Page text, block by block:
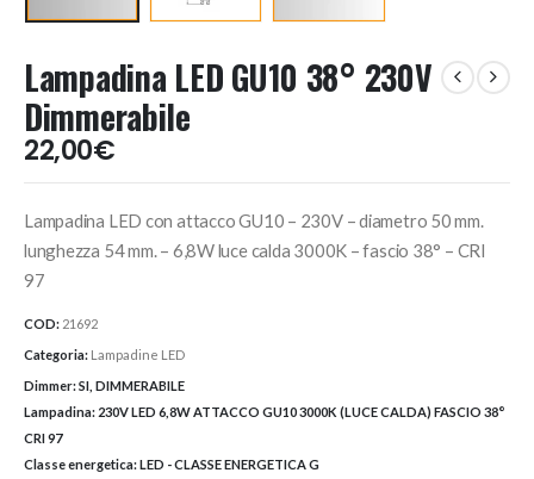
Lampadina LED GU10 38° 230V
Dimmerabile
22,00€
Lampadina LED con attacco GU10 – 230V – diametro 50 mm.
lunghezza 54 mm. – 6,8W luce calda 3000K – fascio 38° – CRI
97
COD: 21692
Categoria: Lampadine LED
Dimmer:SI, DIMMERABILE
Lampadina: 230V LED 6,8W ATTACCO GU10 3000K (LUCE CALDA) FASCIO 38°
CRI 97
Classe energetica:LED - CLASSE ENERGETICA G